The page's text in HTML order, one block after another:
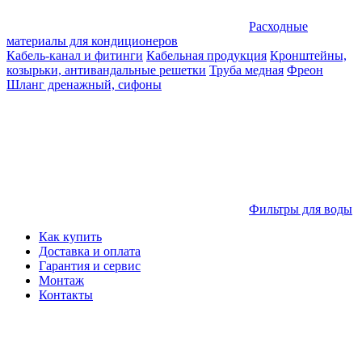
Расходные
материалы для кондиционеров
Кабель-канал и фитинги Кабельная продукция Кронштейны,
козырьки, антивандальные решетки Труба медная Фреон
Шланг дренажный, сифоны
Фильтры для воды
Как купить
Доставка и оплата
Гарантия и сервис
Монтаж
Контакты